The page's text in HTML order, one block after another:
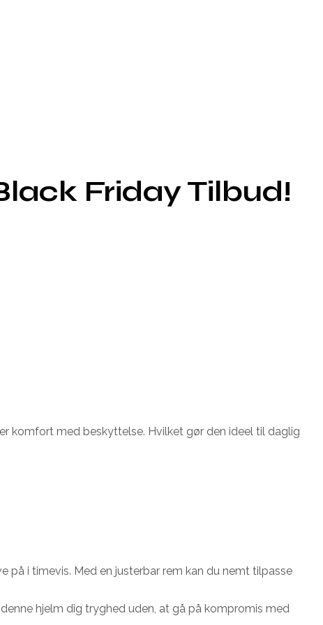
Friday Tilbud!
komfort med beskyttelse. Hvilket gør den ideel til daglig
i timevis. Med en justerbar rem kan du nemt tilpasse
hjelm dig tryghed uden, at gå på kompromis med